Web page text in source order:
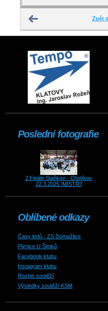
Zpět
Poslední fotografie
2.Finále Staňkov - Chotíkov
22.3.2025 !MISTŘI!
Oblíbené odkazy
Časy ledů - ZS Domažlice
Pivnice U Šimků
Facebook klubu
Instagram klubu
Rozpis soutěží
Výsledky soutěží KSM